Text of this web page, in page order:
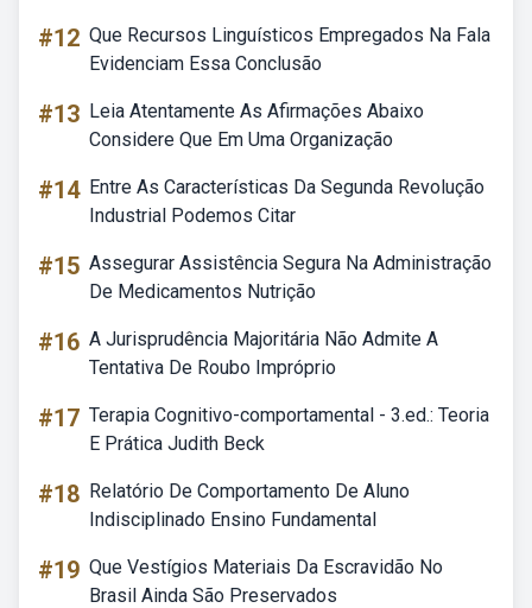
#12 Que Recursos Linguísticos Empregados Na Fala
Evidenciam Essa Conclusão
#13 Leia Atentamente As Afirmações Abaixo
Considere Que Em Uma Organização
#14 Entre As Características Da Segunda Revolução
Industrial Podemos Citar
#15 Assegurar Assistência Segura Na Administração
De Medicamentos Nutrição
#16 A Jurisprudência Majoritária Não Admite A
Tentativa De Roubo Impróprio
#17 Terapia Cognitivo-comportamental - 3.ed.: Teoria
E Prática Judith Beck
#18 Relatório De Comportamento De Aluno
Indisciplinado Ensino Fundamental
#19 Que Vestígios Materiais Da Escravidão No
Brasil Ainda São Preservados